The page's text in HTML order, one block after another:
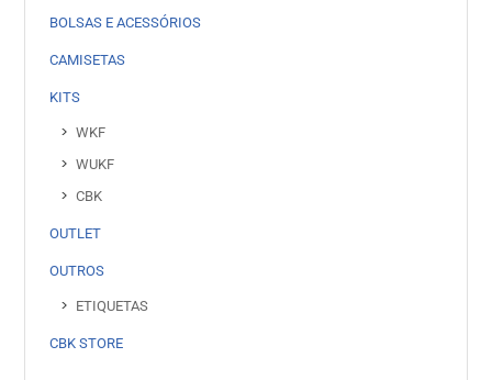
BOLSAS E ACESSÓRIOS
CAMISETAS
KITS
WKF
WUKF
CBK
OUTLET
OUTROS
ETIQUETAS
CBK STORE